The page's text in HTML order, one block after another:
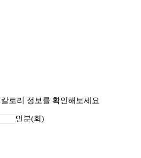
로리 정보를 확인해보세요
인분(회)